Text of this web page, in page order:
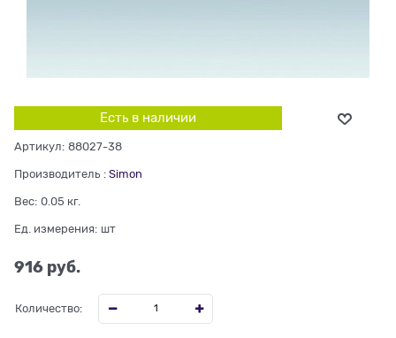
Есть в наличии
Артикул: 88027-38
Производитель : Simon
Вес: 0.05 кг.
Ед. измерения: шт
916 руб.
Количество: